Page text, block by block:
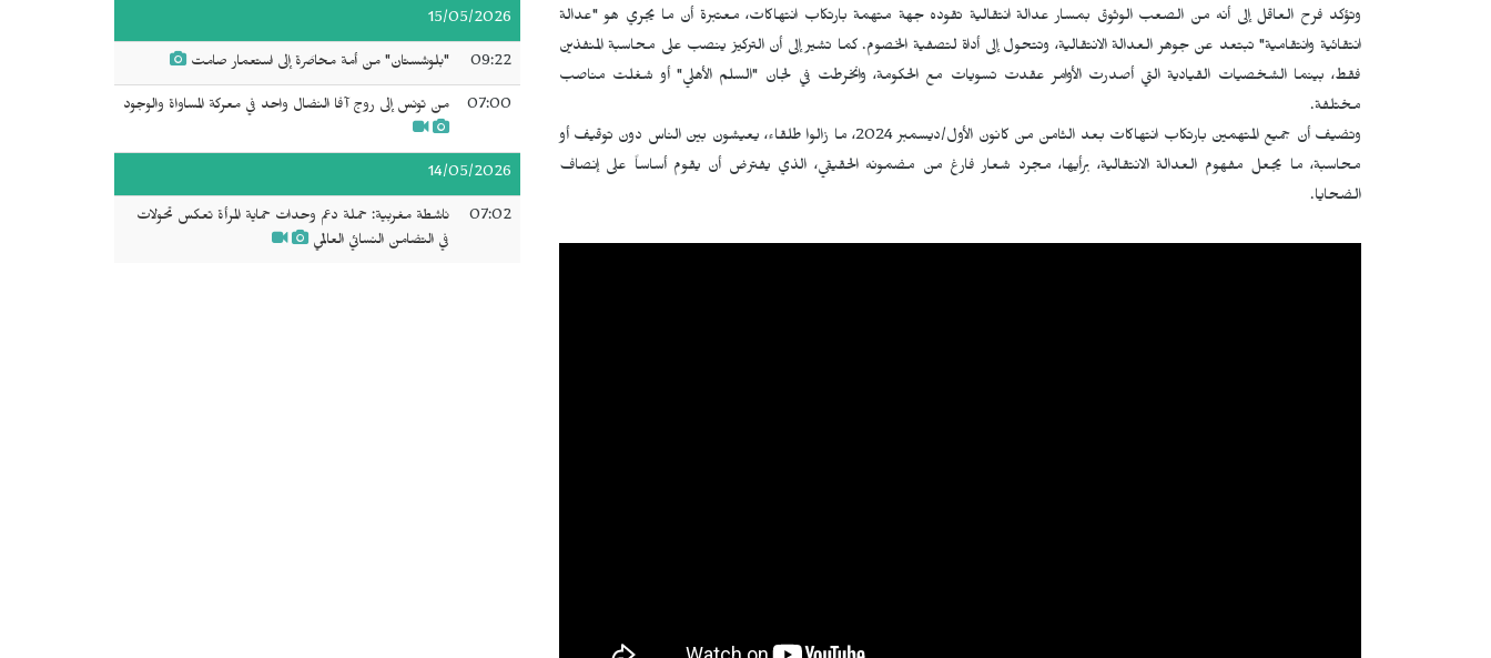
وتؤكد فرح العاقل إلى أنه من الصعب الوثوق بمسار عدالة انتقالية تقوده جهة متهمة بارتكاب انتهاكات، معتبرة أن ما يجري هو "عدالة
انتقائية وانتقامية" تبتعد عن جوهر العدالة الانتقالية، وتتحول إلى أداة لتصفية الخصوم. كما تشير إلى أن التركيز ينصب على محاسبة المنفذين
فقط، بينما الشخصيات القيادية التي أصدرت الأوامر عقدت تسويات مع الحكومة، وانخرطت في لجان "السلم الأهلي" أو شغلت مناصب
مختلفة.
وتضيف أن جميع المتهمين بارتكاب انتهاكات بعد الثامن من كانون الأول/ديسمبر 2024، ما زالوا طلقاء، يعيشون بين الناس دون توقيف أو
محاسبة، ما يجعل مفهوم العدالة الانتقالية، برأيها، مجرد شعار فارغ من مضمونه الحقيقي، الذي يفترض أن يقوم أساساً على إنصاف
الضحايا.
15/05/2026
09:22 "بلوشستان" من أمة محاصَرة إلى استعمار صامت
07:00 من تونس إلى روج آفا النضال واحد في معركة المساواة والوجود
14/05/2026
07:02
ناشطة مغربية: حملة دعم وحدات حماية المرأة تعكس تحولات
في التضامن النسائي العالمي